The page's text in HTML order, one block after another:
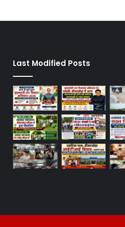
Last Modified Posts